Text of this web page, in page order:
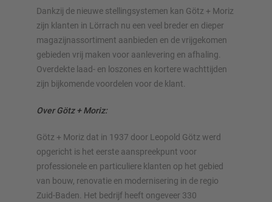
Dankzij de nieuwe stellingsystemen kan Götz + Moriz
zijn klanten in Lörrach nu een veel breder en dieper
magazijnassortiment aanbieden en de vrijgekomen
gebieden vrij maken voor aanlevering en afhaling.
Overdekte laad- en loszones en kortere wachttijden
zijn bijkomende voordelen voor de klant.
Over Götz + Moriz:
Götz + Moriz dat in 1937 door Leopold Götz werd
opgericht is het eerste aanspreekpunt voor
professionele en particuliere klanten op het gebied
van bouw, renovatie en modernisering in de regio
Zuid-Baden. Het bedrijf heeft ongeveer 330